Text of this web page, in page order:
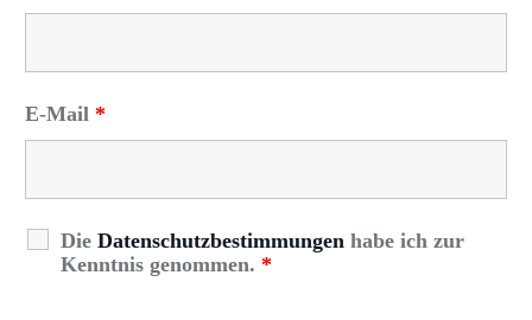
E-Mail *
Die Datenschutzbestimmungen habe ich zur
Kenntnis genommen. *